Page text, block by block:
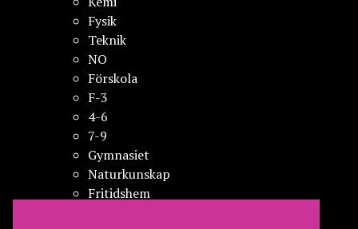
Fysik
Teknik
NO
Förskola
F-3
4-6
7-9
Gymnasiet
Naturkunskap
Fritidshem